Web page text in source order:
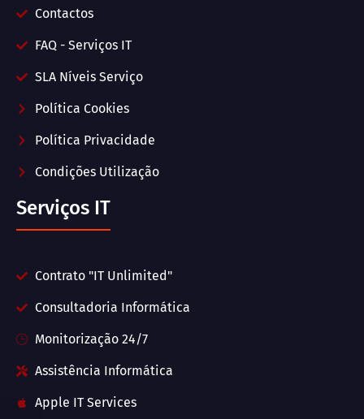
Contactos
FAQ - Serviços IT
SLA Níveis Serviço
Política Cookies
Política Privacidade
Condições Utilização
Serviços IT
Contrato "IT Unlimited"
Consultadoria Informática
Monitorização 24/7
Assistência Informática
Apple IT Services